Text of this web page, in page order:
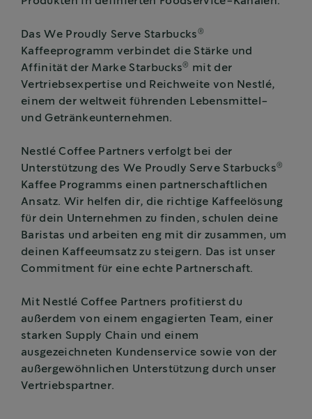
Das We Proudly Serve Starbucks ®
Kaffeeprogramm verbindet die Stärke und
Affinität der Marke Starbucks®
mit der
Vertriebsexpertise und Reichweite von Nestlé,
einem der weltweit führenden Lebensmittel-
und Getränkeunternehmen.
Nestlé Coffee Partners verfolgt bei der
Unterstützung des We Proudly Serve Starbucks®
Kaffee Programms einen partnerschaftlichen
Ansatz. Wir helfen dir, die richtige Kaffeelösung
für dein Unternehmen zu finden, schulen deine
Baristas und arbeiten eng mit dir zusammen, um
deinen Kaffeeumsatz zu steigern. Das ist unser
Commitment für eine echte Partnerschaft.
Mit Nestlé Coffee Partners profitierst du
außerdem von einem engagierten Team, einer
starken Supply Chain und einem
ausgezeichneten Kundenservice sowie von der
außergewöhnlichen Unterstützung durch unser
Vertriebspartner.